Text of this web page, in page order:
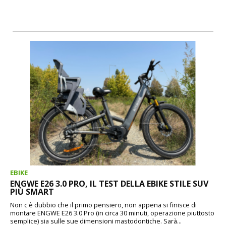
EBIKE
ENGWE E26 3.0 PRO, IL TEST DELLA EBIKE STILE SUV
PIÙ SMART
Non c'è dubbio che il primo pensiero, non appena si finisce di
montare ENGWE E26 3.0 Pro (in circa 30 minuti, operazione piuttosto
semplice) sia sulle sue dimensioni mastodontiche. Sarà...